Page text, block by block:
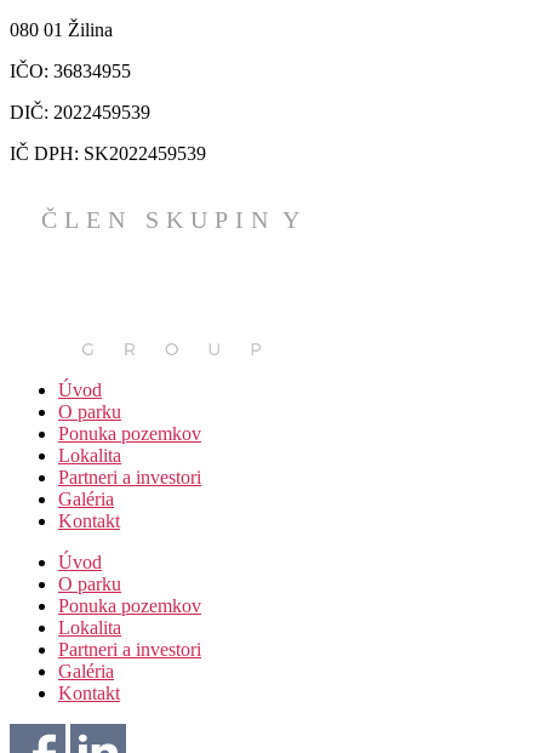
080 01 Žilina
IČO: 36834955
DIČ: 2022459539
IČ DPH: SK2022459539
Úvod
O parku
Ponuka pozemkov
Lokalita
Partneri a investori
Galéria
Kontakt
Úvod
O parku
Ponuka pozemkov
Lokalita
Partneri a investori
Galéria
Kontakt